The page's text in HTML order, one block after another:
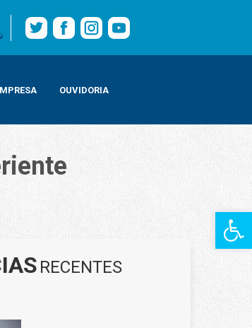
Barra de
OUVIDORIA
RECENTES